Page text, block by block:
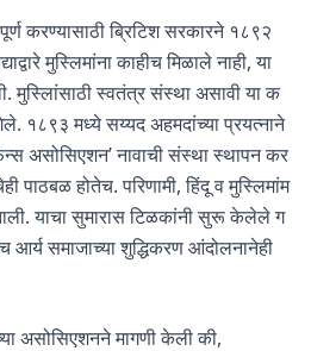
करण्यासाठी ब्रिटिश सरकारने १८९२
मुस्लिमांना काहीच मिळाले नाही, या
मुस्लिांसाठी स्वतंत्र संस्था असावी या क
१८९३ मध्ये सय्यद अहमदांच्या प्रयत्नाने
असोसिएशन’ नावाची संस्था स्थापन कर
पाठबळ होतेच. परिणामी, हिंदू व मुस्लिमांम
याचा सुमारास टिळकांनी सुरू केलेले ग
समाजाच्या शुद्धिकरण आंदोलनानेही
असोसिएशनने मागणी केली की,